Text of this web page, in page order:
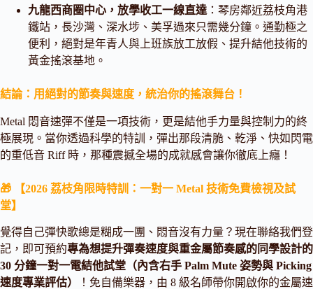
九龍西商圈中心，放學收工一線直達 ：琴房鄰近荔枝角港
鐵站，長沙灣、深水埗、美孚過來只需幾分鐘。通勤極之
便利，絕對是年青人與上班族放工放假、提升結他技術的
黃金搖滾基地。
結論：用絕對的節奏與速度，統治你的搖滾舞台！
Metal 悶音速彈不僅是一項技術，更是結他手力量與控制力的終
極展現。當你透過科學的特訓，彈出那段清脆、乾淨、快如閃電
的重低音 Riff 時，那種震撼全場的成就感會讓你徹底上癮！
🎁 【2026 荔枝角限時特訓：一對一 Metal 技術免費檢視及試
堂】
覺得自己彈快歌總是糊成一團、悶音沒有力量？現在聯絡我們登
記，即可預約專為想提升彈奏速度與重金屬節奏感的同學設計的
30 分鐘一對一電結他試堂（內含右手 Palm Mute 姿勢與 Picking
速度專業評估）
！免自備樂器，由 8 級名師帶你開啟你的金屬速